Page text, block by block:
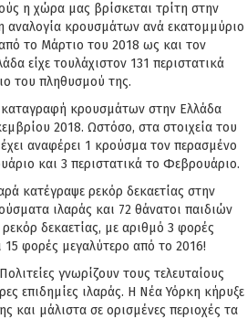
η χώρα μας βρίσκεται τρίτη στην
αναλογία κρουσμάτων ανά εκατομμύριο
το Μάρτιο του 2018 ως και τον
είχε τουλάχιστον 131 περιστατικά
του πληθυσμού της.
καταγραφή κρουσμάτων στην Ελλάδα
2018. Ωστόσο, στα στοιχεία του
αναφέρει 1 κρούσμα τον περασμένο
και 3 περιστατικά το Φεβρουάριο.
κατέγραψε ρεκόρ δεκαετίας στην
ιλαράς και 72 θάνατοι παιδιών
ρεκόρ δεκαετίας, με αριθμό 3 φορές
15 φορές μεγαλύτερο από το 2016!
γνωρίζουν τους τελευταίους
επιδημίες ιλαράς. Η Νέα Υόρκη κήρυξε
και μάλιστα σε ορισμένες περιοχές τα